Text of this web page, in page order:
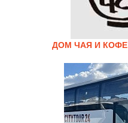
ДОМ ЧАЯ И